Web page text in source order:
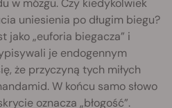
w mózgu. Czy kiedykolwiek
uniesienia po długim biegu?
jako „euforia biegacza” i
je endogennym
że przyczyną tych miłych
W końcu samo słowo
oznacza „błogość”.